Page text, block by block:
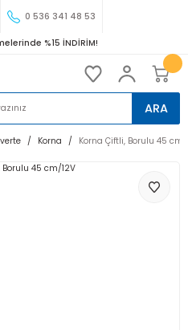
0 536 341 48 53
%15 İNDİRİM!
ARA
Korna Korna Çiftli, Borulu 45 cm/